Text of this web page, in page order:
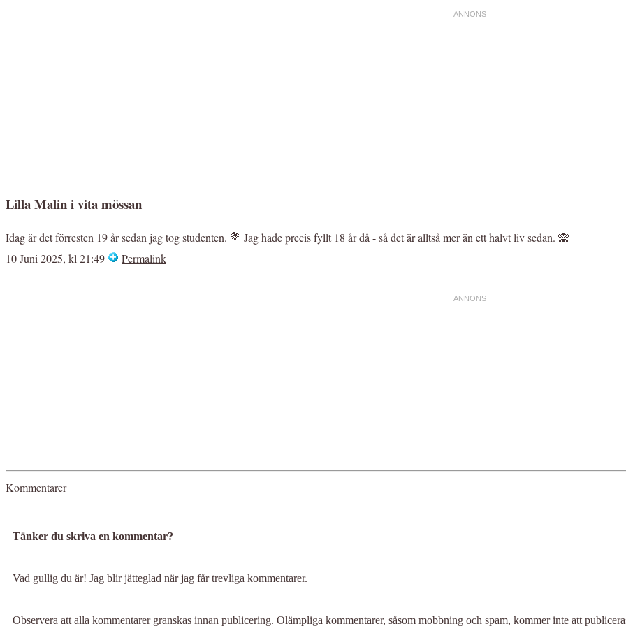
Lilla Malin i vita mössan
Idag är det förresten 19 år sedan jag tog studenten. 💐 Jag hade precis fyllt 18 år då - så det är alltså mer än ett halvt liv sedan. 🙈
10 Juni 2025, kl 21:49
Permalink
Kommentarer
Tänker du skriva en kommentar?
Vad gullig du är! Jag blir jätteglad när jag får trevliga kommentarer.
Observera att alla kommentarer granskas innan publicering. Olämpliga kommentarer, såsom mobbning och spam, kommer inte att